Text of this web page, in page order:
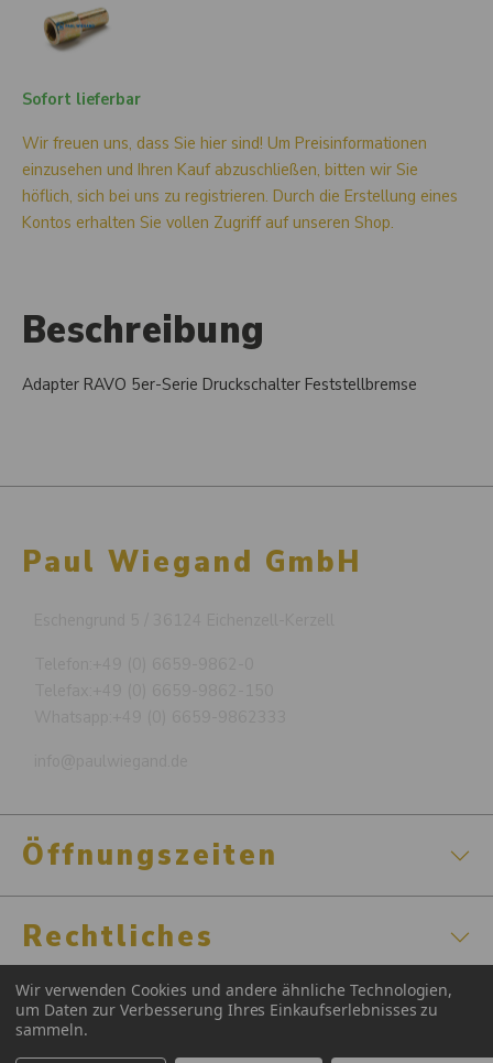
Sofort lieferbar
Wir freuen uns, dass Sie hier sind! Um Preisinformationen
einzusehen und Ihren Kauf abzuschließen, bitten wir Sie
höflich, sich bei uns zu registrieren. Durch die Erstellung eines
Kontos erhalten Sie vollen Zugriff auf unseren Shop.
Beschreibung
Adapter RAVO 5er-Serie Druckschalter Feststellbremse
Paul Wiegand GmbH
Öffnungszeiten
Rechtliches
Zertifizierungen
Wir verwenden Cookies und andere ähnliche Technologien,
um Daten zur Verbesserung Ihres Einkaufserlebnisses zu
sammeln.